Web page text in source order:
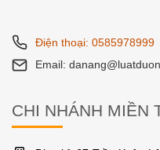
Điện thoại: 0585978999
Email:
CHI NHÁNH MIỀN